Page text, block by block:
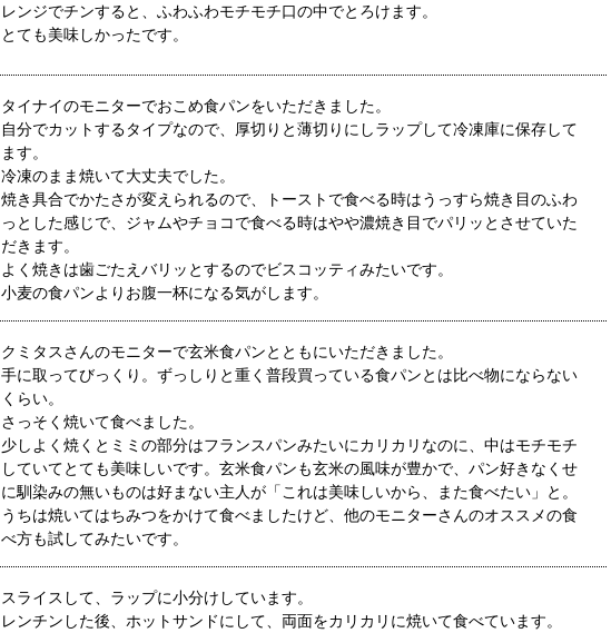
レンジでチンすると、ふわふわモチモチ口の中でとろけます。
とても美味しかったです。
タイナイのモニターでおこめ食パンをいただきました。
自分でカットするタイプなので、厚切りと薄切りにしラップして冷凍庫に保存して
ます。
冷凍のまま焼いて大丈夫でした。
焼き具合でかたさが変えられるので、トーストで食べる時はうっすら焼き目のふわ
っとした感じで、ジャムやチョコで食べる時はやや濃焼き目でパリッとさせていた
だきます。
よく焼きは歯ごたえバリッとするのでビスコッティみたいです。
小麦の食パンよりお腹一杯になる気がします。
クミタスさんのモニターで玄米食パンとともにいただきました。
手に取ってびっくり。ずっしりと重く普段買っている食パンとは比べ物にならない
くらい。
さっそく焼いて食べました。
少しよく焼くとミミの部分はフランスパンみたいにカリカリなのに、中はモチモチ
していてとても美味しいです。玄米食パンも玄米の風味が豊かで、パン好きなくせ
に馴染みの無いものは好まない主人が「これは美味しいから、また食べたい」と。
うちは焼いてはちみつをかけて食べましたけど、他のモニターさんのオススメの食
べ方も試してみたいです。
スライスして、ラップに小分けしています。
レンチンした後、ホットサンドにして、両面をカリカリに焼いて食べています。